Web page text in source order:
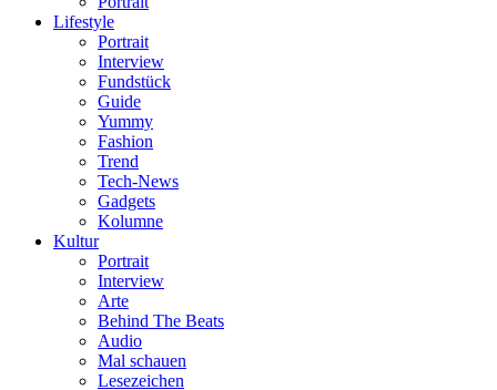
Lifestyle
Portrait
Interview
Fundstück
Guide
Yummy
Fashion
Trend
Tech-News
Gadgets
Kolumne
Kultur
Portrait
Interview
Arte
Behind The Beats
Audio
Mal schauen
Lesezeichen